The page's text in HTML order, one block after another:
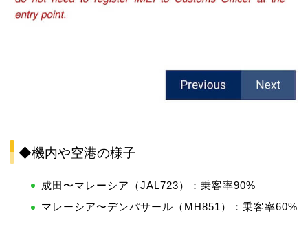
◆機内や空港の様子
成田〜マレーシア（JAL723）：乗客率90%
マレーシア〜デンパサール（MH851）：乗客率60%